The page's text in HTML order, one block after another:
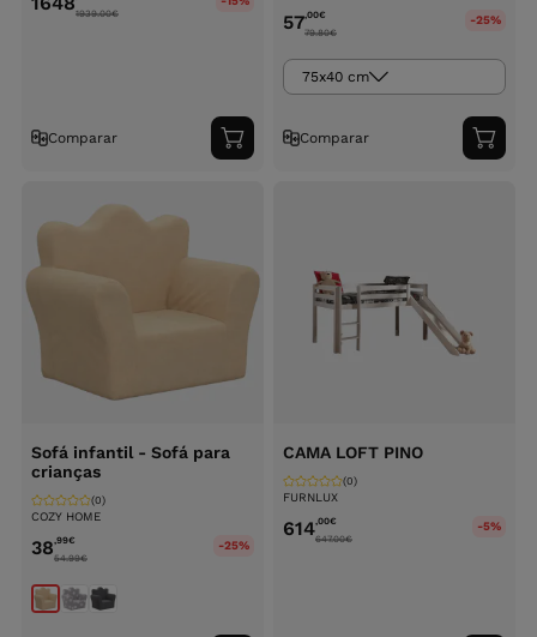
1939.00€
Comparar
Adicionar
ao
57,00€
79.80€
-25%
75x40 cm
Comparar
ao
Sofá infantil - Sofá para
crianças
COZY HOME
(0)
38,99€
54.99€
-25%
CAMA LOFT PINO
FURNLUX
(0)
614,00€
647.00€
-5%